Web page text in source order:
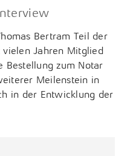
Bertram Teil der
Jahren Mitglied
Bestellung zum Notar
Meilenstein in
in der Entwicklung der